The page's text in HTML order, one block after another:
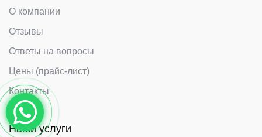
О компании
Отзывы
Ответы на вопросы
Цены (прайс-лист)
Контакты
Наши услуги